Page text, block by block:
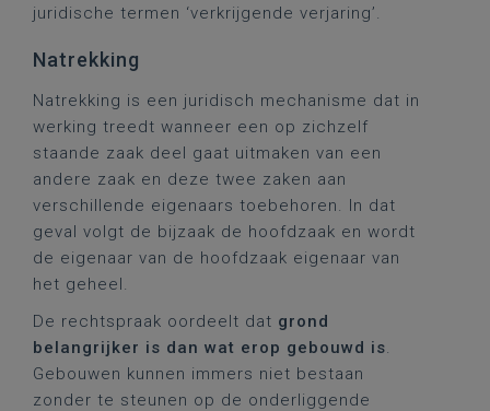
juridische termen ‘verkrijgende verjaring’.
Natrekking
Natrekking is een juridisch mechanisme dat in
werking treedt wanneer een op zichzelf
staande zaak deel gaat uitmaken van een
andere zaak en deze twee zaken aan
verschillende eigenaars toebehoren. In dat
geval volgt de bijzaak de hoofdzaak en wordt
de eigenaar van de hoofdzaak eigenaar van
het geheel.
De rechtspraak oordeelt dat grond
belangrijker is dan wat erop gebouwd is.
Gebouwen kunnen immers niet bestaan
zonder te steunen op de onderliggende